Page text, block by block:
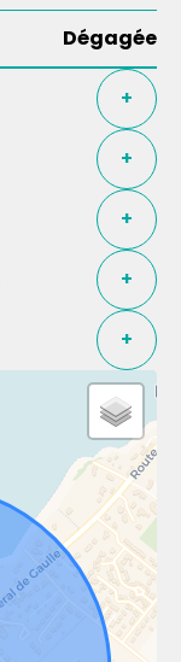
Dégagée
+
+
+
+
+